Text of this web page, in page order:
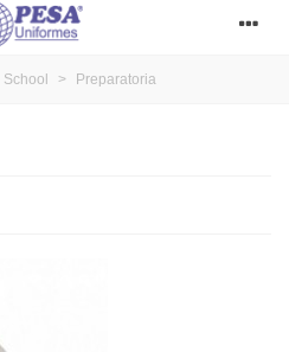
> Preparatoria